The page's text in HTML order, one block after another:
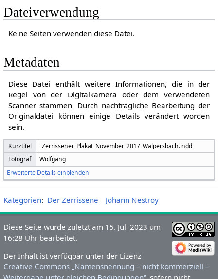
Dateiverwendung
Keine Seiten verwenden diese Datei.
Metadaten
Diese Datei enthält weitere Informationen, die in der
Regel von der Digitalkamera oder dem verwendeten
Scanner stammen. Durch nachträgliche Bearbeitung der
Originaldatei können einige Details verändert worden
sein.
Kurztitel
Zerrissener_Plakat_November_2017_Walpersbach.indd
Fotograf
Wolfgang
Erweiterte Details einblenden
Kategorien: Der Zerrissene Johann Nestroy
Diese Seite wurde zuletzt am 15. Juli 2023 um
16:28 Uhr bearbeitet.
Der Inhalt ist verfügbar unter der Lizenz
Creative Commons „Namensnennung – nicht kommerziell –